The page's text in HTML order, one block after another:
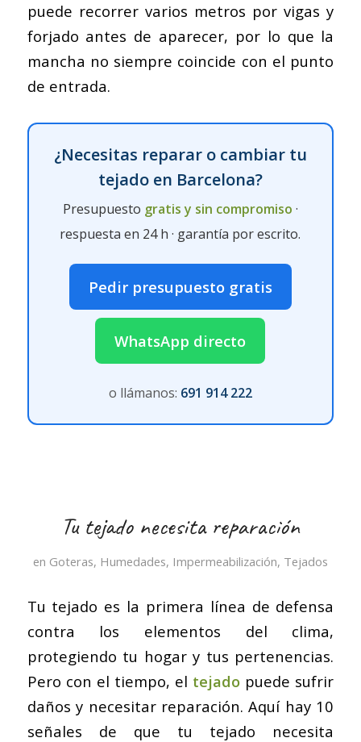
puede recorrer varios metros por vigas y
forjado antes de aparecer, por lo que la
mancha no siempre coincide con el punto
de entrada.
¿Necesitas reparar o cambiar tu
tejado en Barcelona?
Presupuesto gratis y sin compromiso ·
respuesta en 24 h · garantía por escrito.
Pedir presupuesto gratis
WhatsApp directo
o llámanos: 691 914 222
Tu tejado necesita reparación
en Goteras, Humedades, Impermeabilización, Tejados
Tu tejado es la primera línea de defensa
contra los elementos del clima,
protegiendo tu hogar y tus pertenencias.
Pero con el tiempo, el tejado puede sufrir
daños y necesitar reparación. Aquí hay 10
señales de que tu tejado necesita